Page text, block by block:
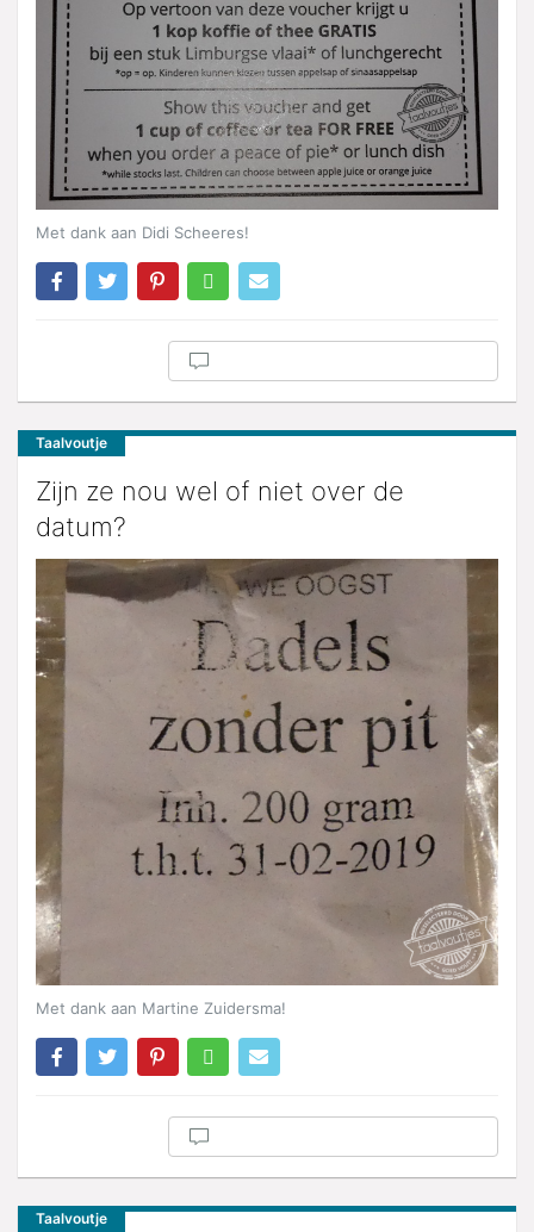
Met dank aan Didi Scheeres!
Taalvoutje
Zijn ze nou wel of niet over de
datum?
Met dank aan Martine Zuidersma!
Taalvoutje